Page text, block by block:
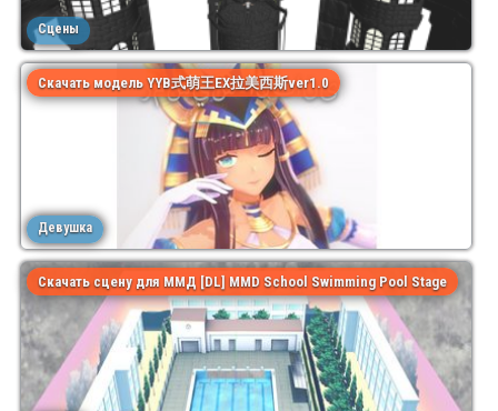
Сцены
Скачать модель YYB式萌王EX拉美西斯ver1.0
Девушка
Скачать сцену для ММД [DL] MMD School Swimming Pool Stage